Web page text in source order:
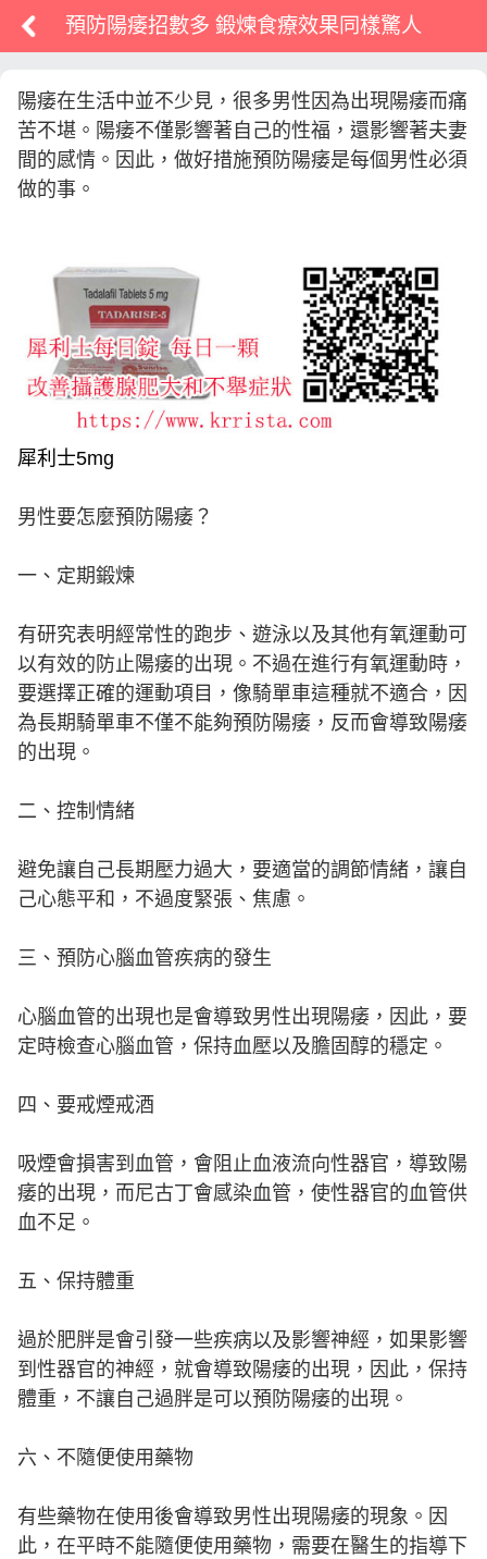
預防陽痿招數多 鍛煉食療效果同樣驚人
陽痿在生活中並不少見，很多男性因為出現陽痿而痛
苦不堪。陽痿不僅影響著自己的性福，還影響著夫妻
間的感情。因此，做好措施預防陽痿是每個男性必須
做的事。
犀利士5mg
男性要怎麼預防陽痿？
一、定期鍛煉
有研究表明經常性的跑步、遊泳以及其他有氧運動可
以有效的防止陽痿的出現。不過在進行有氧運動時，
要選擇正確的運動項目，像騎單車這種就不適合，因
為長期騎單車不僅不能夠預防陽痿，反而會導致陽痿
的出現。
二、控制情緒
避免讓自己長期壓力過大，要適當的調節情緒，讓自
己心態平和，不過度緊張、焦慮。
三、預防心腦血管疾病的發生
心腦血管的出現也是會導致男性出現陽痿，因此，要
定時檢查心腦血管，保持血壓以及膽固醇的穩定。
四、要戒煙戒酒
吸煙會損害到血管，會阻止血液流向性器官，導致陽
痿的出現，而尼古丁會感染血管，使性器官的血管供
血不足。
五、保持體重
過於肥胖是會引發一些疾病以及影響神經，如果影響
到性器官的神經，就會導致陽痿的出現，因此，保持
體重，不讓自己過胖是可以預防陽痿的出現。
六、不隨便使用藥物
有些藥物在使用後會導致男性出現陽痿的現象。因
此，在平時不能隨便使用藥物，需要在醫生的指導下